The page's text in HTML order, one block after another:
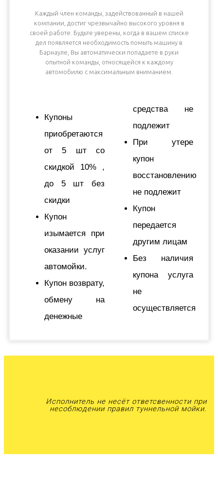
Каждый член команды, задействованный в нашей
компании, достиг чрезвычайно высокого уровня в
своей работе. Будьте уверены, когда в вашем списке
дел появляется необходимость помыть машину в
Барнауле, Вы автоматически попадаете в руки
опытной команды, относящейся к каждому
автомобилю с максимальным вниманием.
Купоны
приобретаются
от 5 шт со
скидкой 10% ,
до 5 шт без
скидки
Купон
изымается при
оказании услуг
автомойки.
Купон возврату,
обмену на
денежные
средства не
подлежит
При утере
купон
восстановлению
не подлежит
Купон
передается
другим лицам
Без наличия
купона услуга
не
осуществляется
Исполнитель не несёт ответсвенности при
несоблюдении правил туннельной мойки.